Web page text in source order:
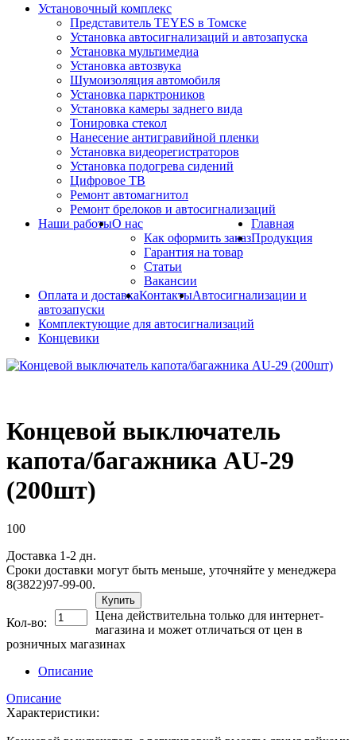
Установочный комплекс
Представитель TEYES в Томске
Установка автосигнализаций и автозапуска
Установка мультимедиа
Установка автозвука
Шумоизоляция автомобиля
Установка парктроников
Установка камеры заднего вида
Тонировка стекол
Нанесение антигравийной пленки
Установка видеорегистраторов
Установка подогрева сидений
Цифровое ТВ
Ремонт автомагнитол
Ремонт брелоков и автосигнализаций
Наши работыО нас
Как оформить заказ
Гарантия на товар
Статьи
Вакансии
Оплата и доставкаКонтакты
Главная
Продукция
Автосигнализации и
автозапуски
Комплектующие для автосигнализаций
Концевики
Концевой выключатель
капота/багажника AU-29
(200шт)
100
Доставка 1-2 дн.
Сроки доставки могут быть меньше, уточняйте у менеджера
8(3822)97-99-00.
Кол-во:
Купить
Цена действительна только для интернет-
магазина и может отличаться от цен в
розничных магазинах
Описание
Описание
Характеристики: